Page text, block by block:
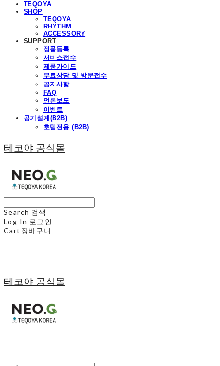
TEQOYA
SHOP
TEQOYA
RHYTHM
ACCESSORY
SUPPORT
정품등록
서비스접수
제품가이드
무료상담 및 방문접수
공지사항
FAQ
언론보도
이벤트
공기설계(B2B)
호텔전용 (B2B)
테코야 공식몰
Search 검색
Log In 로그인
Cart 장바구니
테코야 공식몰